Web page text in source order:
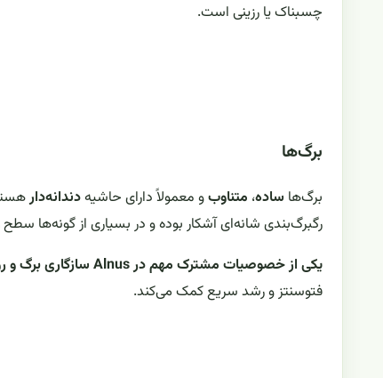
چسبناک یا رزینی است.
برگ‌ها
برگ‌ها ساده، متناوبو معمولاً دارای حاشیهدندانه‌دار
رگبرگ‌بندی شانه‌ای آشکار بوده و در بسیاری از گونه‌ها
یکی از خصوصیات مشترک مهم در Alnus سازگاری برگ و روزنه‌ها با محیط‌های مرطوب و جریان‌های هوایی کنار آبراهه‌هاست
فتوسنتز و رشد سریع کمک می‌کند.